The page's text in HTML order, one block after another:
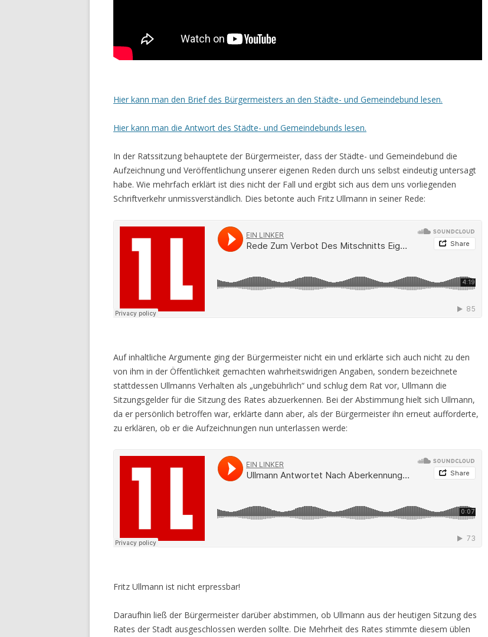
Hier kann man den Brief des Bürgermeisters an den Städte- und Gemeindebund lesen.
Hier kann man die Antwort des Städte- und Gemeindebunds lesen.
In der Ratssitzung behauptete der Bürgermeister, dass der Städte- und Gemeindebund die
Aufzeichnung und Veröffentlichung unserer eigenen Reden durch uns selbst eindeutig untersagt
habe. Wie mehrfach erklärt ist dies nicht der Fall und ergibt sich aus dem uns vorliegenden
Schriftverkehr unmissverständlich. Dies betonte auch Fritz Ullmann in seiner Rede:
Auf inhaltliche Argumente ging der Bürgermeister nicht ein und erklärte sich auch nicht zu den
von ihm in der Öffentlichkeit gemachten wahrheitswidrigen Angaben, sondern bezeichnete
stattdessen Ullmanns Verhalten als „ungebührlich“ und schlug dem Rat vor, Ullmann die
Sitzungsgelder für die Sitzung des Rates abzuerkennen. Bei der Abstimmung hielt sich Ullmann,
da er persönlich betroffen war, erklärte dann aber, als der Bürgermeister ihn erneut aufforderte,
zu erklären, ob er die Aufzeichnungen nun unterlassen werde:
Fritz Ullmann ist nicht erpressbar!
Daraufhin ließ der Bürgermeister darüber abstimmen, ob Ullmann aus der heutigen Sitzung des
Rates der Stadt ausgeschlossen werden sollte. Die Mehrheit des Rates stimmte diesem üblen